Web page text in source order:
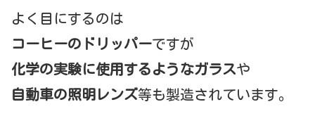
よく目にするのは
コーヒーのドリッパーですが
化学の実験に使用するようなガラスや
自動車の照明レンズ等も製造されています。